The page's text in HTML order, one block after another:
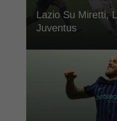
Lazio Su Miretti,
Juventus